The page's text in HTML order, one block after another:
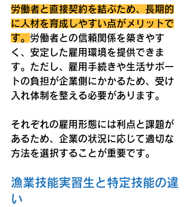
労働者と直接契約を結ぶため、長期的
に人材を育成しやすい点がメリットで
す。 労働者との信頼関係を築きやす
く、安定した雇用環境を提供できま
す。ただし、雇用手続きや生活サポー
トの負担が企業側にかかるため、受け
入れ体制を整える必要があります。
それぞれの雇用形態には利点と課題が
あるため、企業の状況に応じて適切な
方法を選択することが重要です。
漁業技能実習生と特定技能の違
い